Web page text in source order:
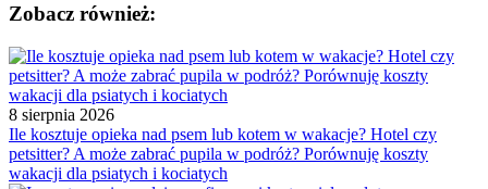
Zobacz również:
8 sierpnia 2026
Ile kosztuje opieka nad psem lub kotem w wakacje? Hotel czy
petsitter? A może zabrać pupila w podróż? Porównuję koszty
wakacji dla psiatych i kociatych